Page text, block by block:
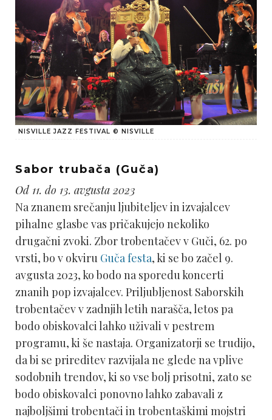
NISVILLE JAZZ FESTIVAL © NISVILLE
Sabor trubača (Guča)
Od 11. do 13. avgusta 2023
Na znanem srečanju ljubiteljev in izvajalcev
pihalne glasbe vas pričakujejo nekoliko
drugačni zvoki. Zbor trobentačev v Guči, 62. po
vrsti, bo v okviru Guča festa, ki se bo začel 9.
avgusta 2023, ko bodo na sporedu koncerti
znanih pop izvajalcev. Priljubljenost Saborskih
trobentačev v zadnjih letih narašča, letos pa
bodo obiskovalci lahko uživali v pestrem
programu, ki še nastaja. Organizatorji se trudijo,
da bi se prireditev razvijala ne glede na vplive
sodobnih trendov, ki so vse bolj prisotni, zato se
bodo obiskovalci ponovno lahko zabavali z
najboljšimi trobentači in trobentaškimi mojstri